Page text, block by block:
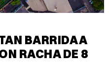
BARRIDA A
RACHA DE 8